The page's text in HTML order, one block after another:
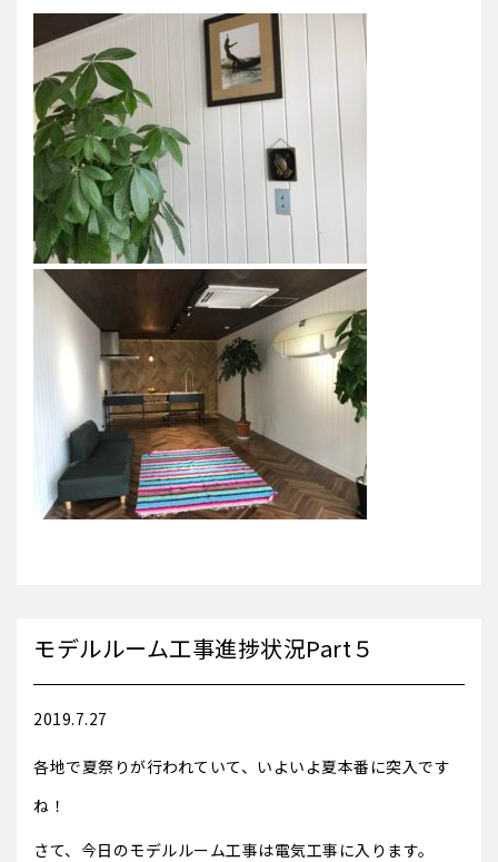
モデルルーム工事進捗状況Part５
2019.7.27
各地で夏祭りが行われていて、いよいよ夏本番に突入です
ね！
さて、今日のモデルルーム工事は電気工事に入ります。